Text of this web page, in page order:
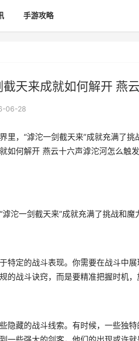
手游攻略
天来成就如何解开 燕
06-28
里，“滹沱一剑截天来”成就充满了
如何解开 燕云十六声滹沱河怎么触发
沱一剑截天来”成就充满了挑战和
特定的战斗表现。你需要在战斗中
的战斗诀窍，而是要精准把握时机，
隐藏的战斗线索。有时候，一些独